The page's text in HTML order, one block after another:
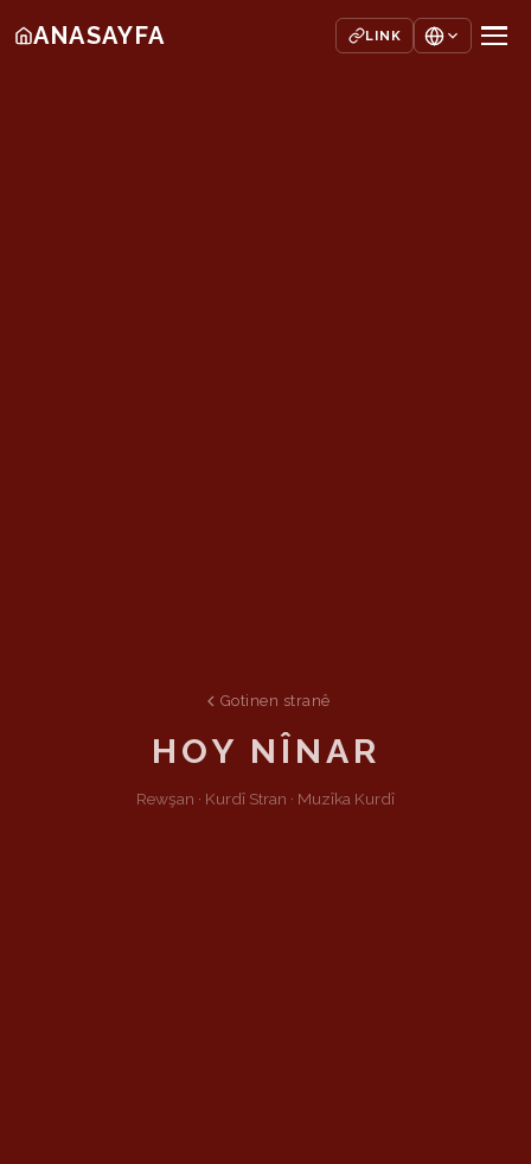
ANASAYFA LINK
Gotinen stranê
HOY NÎNAR
Rewşan · Kurdî Stran · Muzîka Kurdî